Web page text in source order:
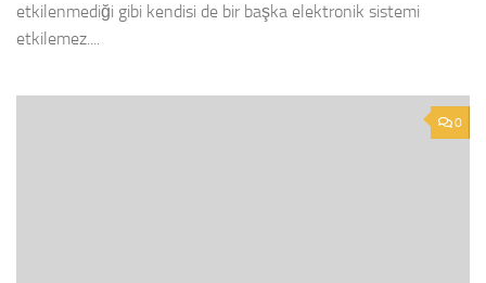
etkilenmediği gibi kendisi de bir başka elektronik sistemi
etkilemez....
0